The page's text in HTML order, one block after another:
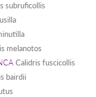
subruficollis
melanotos
Calidris fuscicollis
bairdii